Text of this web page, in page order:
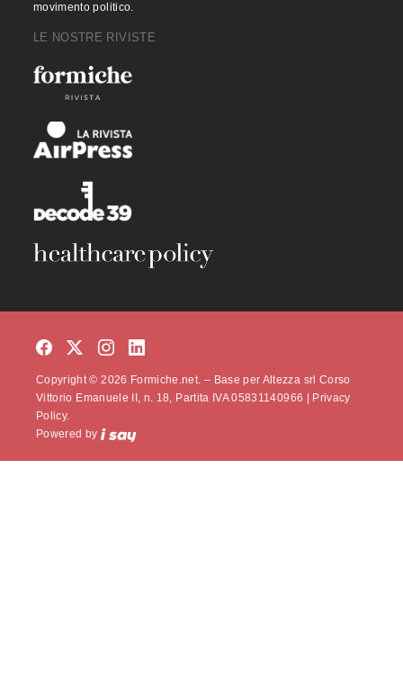
movimento politico.
LE NOSTRE RIVISTE
Copyright © 2026 Formiche.net. – Base per Altezza srl Corso
Vittorio Emanuele II, n. 18, Partita IVA 05831140966 |
Privacy
Policy.
Powered by